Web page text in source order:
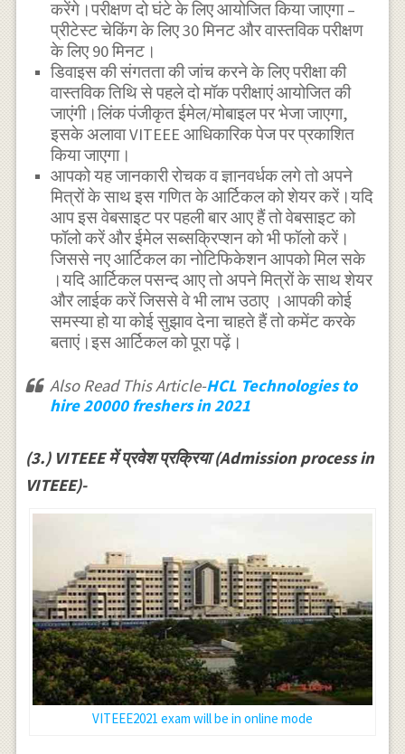
करेंगे।परीक्षण दो घंटे के लिए आयोजित किया जाएगा –
प्रीटेस्ट चेकिंग के लिए 30 मिनट और वास्तविक परीक्षण
के लिए 90 मिनट।
डिवाइस की संगतता की जांच करने के लिए परीक्षा की
वास्तविक तिथि से पहले दो मॉक परीक्षाएं आयोजित की
जाएंगी।लिंक पंजीकृत ईमेल/मोबाइल पर भेजा जाएगा,
इसके अलावा VITEEE आधिकारिक पेज पर प्रकाशित
किया जाएगा।
आपको यह जानकारी रोचक व ज्ञानवर्धक लगे तो अपने
मित्रों के साथ इस गणित के आर्टिकल को शेयर करें।यदि
आप इस वेबसाइट पर पहली बार आए हैं तो वेबसाइट को
फॉलो करें और ईमेल सब्सक्रिप्शन को भी फॉलो करें।
जिससे नए आर्टिकल का नोटिफिकेशन आपको मिल सके
।यदि आर्टिकल पसन्द आए तो अपने मित्रों के साथ शेयर
और लाईक करें जिससे वे भी लाभ उठाए ।आपकी कोई
समस्या हो या कोई सुझाव देना चाहते हैं तो कमेंट करके
बताएं।इस आर्टिकल को पूरा पढ़ें।
Also Read This Article-HCL Technologies to
hire 20000 freshers in 2021
(3.) VITEEE में प्रवेश प्रक्रिया (Admission process in
VITEEE)-
VITEEE2021 exam will be in online mode